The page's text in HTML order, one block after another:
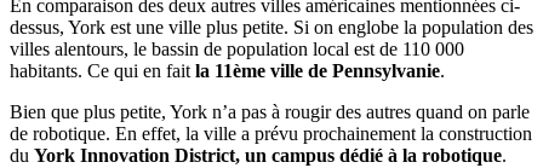
En comparaison des deux autres villes américaines mentionnées ci-
dessus, York est une ville plus petite. Si on englobe la population des
villes alentours, le bassin de population local est de 110 000
habitants. Ce qui en faitla 11ème ville de Pennsylvanie.
Bien que plus petite, York n’a pas à rougir des autres quand on parle
de robotique. En effet, la ville a prévu prochainement la construction
du York Innovation District, un campus dédié à la robotique.